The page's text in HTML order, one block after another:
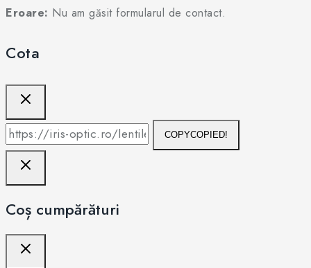
Eroare: Nu am găsit formularul de contact.
Cota
COPYCOPIED!
Coș cumpărături